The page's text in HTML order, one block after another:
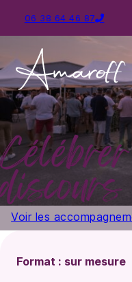
06 38 64 46 87
Voir les
Format : sur mesure